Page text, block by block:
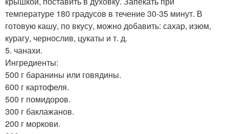
температуре 180 градусов в течение 30-35 минут. В
готовую кашу, по вкусу, можно добавить: сахар, изюм,
курагу, чернослив, цукаты и т. д.
5. чанахи.
Ингредиенты:
500 г баранины или говядины.
600 г картофеля.
500 г помидоров.
300 г баклажанов.
200 г моркови.